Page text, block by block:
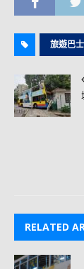
旅遊巴士
RELATED